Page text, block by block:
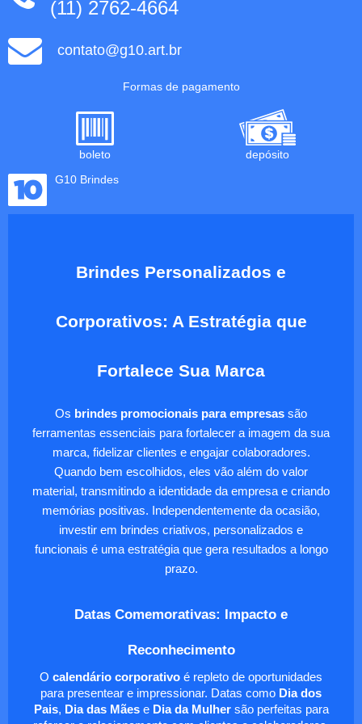
(11) 2762-4664
contato@g10.art.br
Formas de pagamento
boleto
depósito
G10 Brindes
Brindes Personalizados e
Corporativos: A Estratégia que
Fortalece Sua Marca
Os brindes promocionais para empresas são
ferramentas essenciais para fortalecer a imagem da sua
marca, fidelizar clientes e engajar colaboradores.
Quando bem escolhidos, eles vão além do valor
material, transmitindo a identidade da empresa e criando
memórias positivas. Independentemente da ocasião,
investir em brindes criativos, personalizados e
funcionais é uma estratégia que gera resultados a longo
prazo.
Datas Comemorativas: Impacto e
Reconhecimento
O calendário corporativo é repleto de oportunidades
para presentear e impressionar. Datas como Dia dos
Pais, Dia das Mãese Dia da Mulhersão perfeitas para